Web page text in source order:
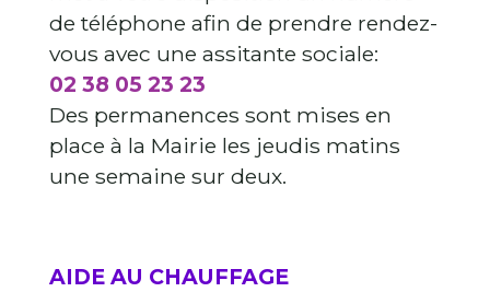
de téléphone afin de prendre rendez-
vous avec une assitante sociale:
02 38 05 23 23
Des permanences sont mises en
place à la Mairie les jeudis matins
une semaine sur deux.
AIDE AU CHAUFFAGE